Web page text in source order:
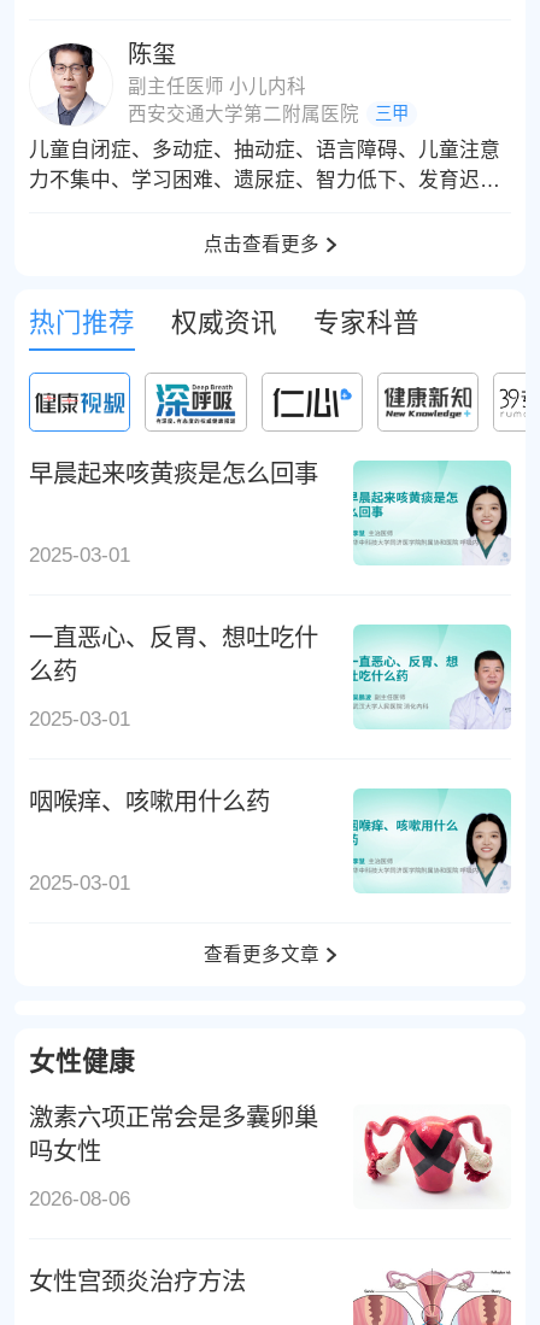
种精神类疾病的中西医结合治疗具有扎实的治疗经
验。
挛症、青少年癫痫、猪婆疯、肌挛缩、老年癫痫、脑
鸣、癫痫持续发作、神经性偏头痛，以及儿童多动
症、感觉障碍、抽动症等各种神经系统疾病，以及三
叉神经损伤、头痛、中枢神经系统脱髓鞘疾病。能够
针对儿童、成人、孕期等不同人群，依据发作类型及
晕、睡眠不足综合征、睡眠障碍、脑供血不足、慢性
失眠症、、痴呆、失神发作等慢性大脑疾病
陈玺
副主任医师 小儿内科
三甲
西安交通大学第二附属医院
儿童自闭症、多动症、抽动症、语言障碍、儿童注意
力不集中、学习困难、遗尿症、智力低下、发育迟缓
血、过敏性紫癜、川崎病、血小板、减少性紫癜,急性
点击查看更多
热门推荐 权威资讯 专家科普
早晨起来咳黄痰是怎么回事
2025-03-01
一直恶心、反胃、想吐吃什
么药
2025-03-01
咽喉痒、咳嗽用什么药
2025-03-01
查看更多文章
女性健康
激素六项正常会是多囊卵巢
吗女性
2026-08-06
女性宫颈炎治疗方法